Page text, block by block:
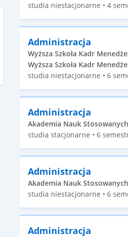
studia niestacjonarne • 4
Administracja
Wyższa Szkoła Kadr
Wyższa Szkoła Kadr
studia niestacjonarne • 6
Administracja
Akademia Nauk
studia stacjonarne • 6
Administracja
Akademia Nauk
studia niestacjonarne • 6
Administracja